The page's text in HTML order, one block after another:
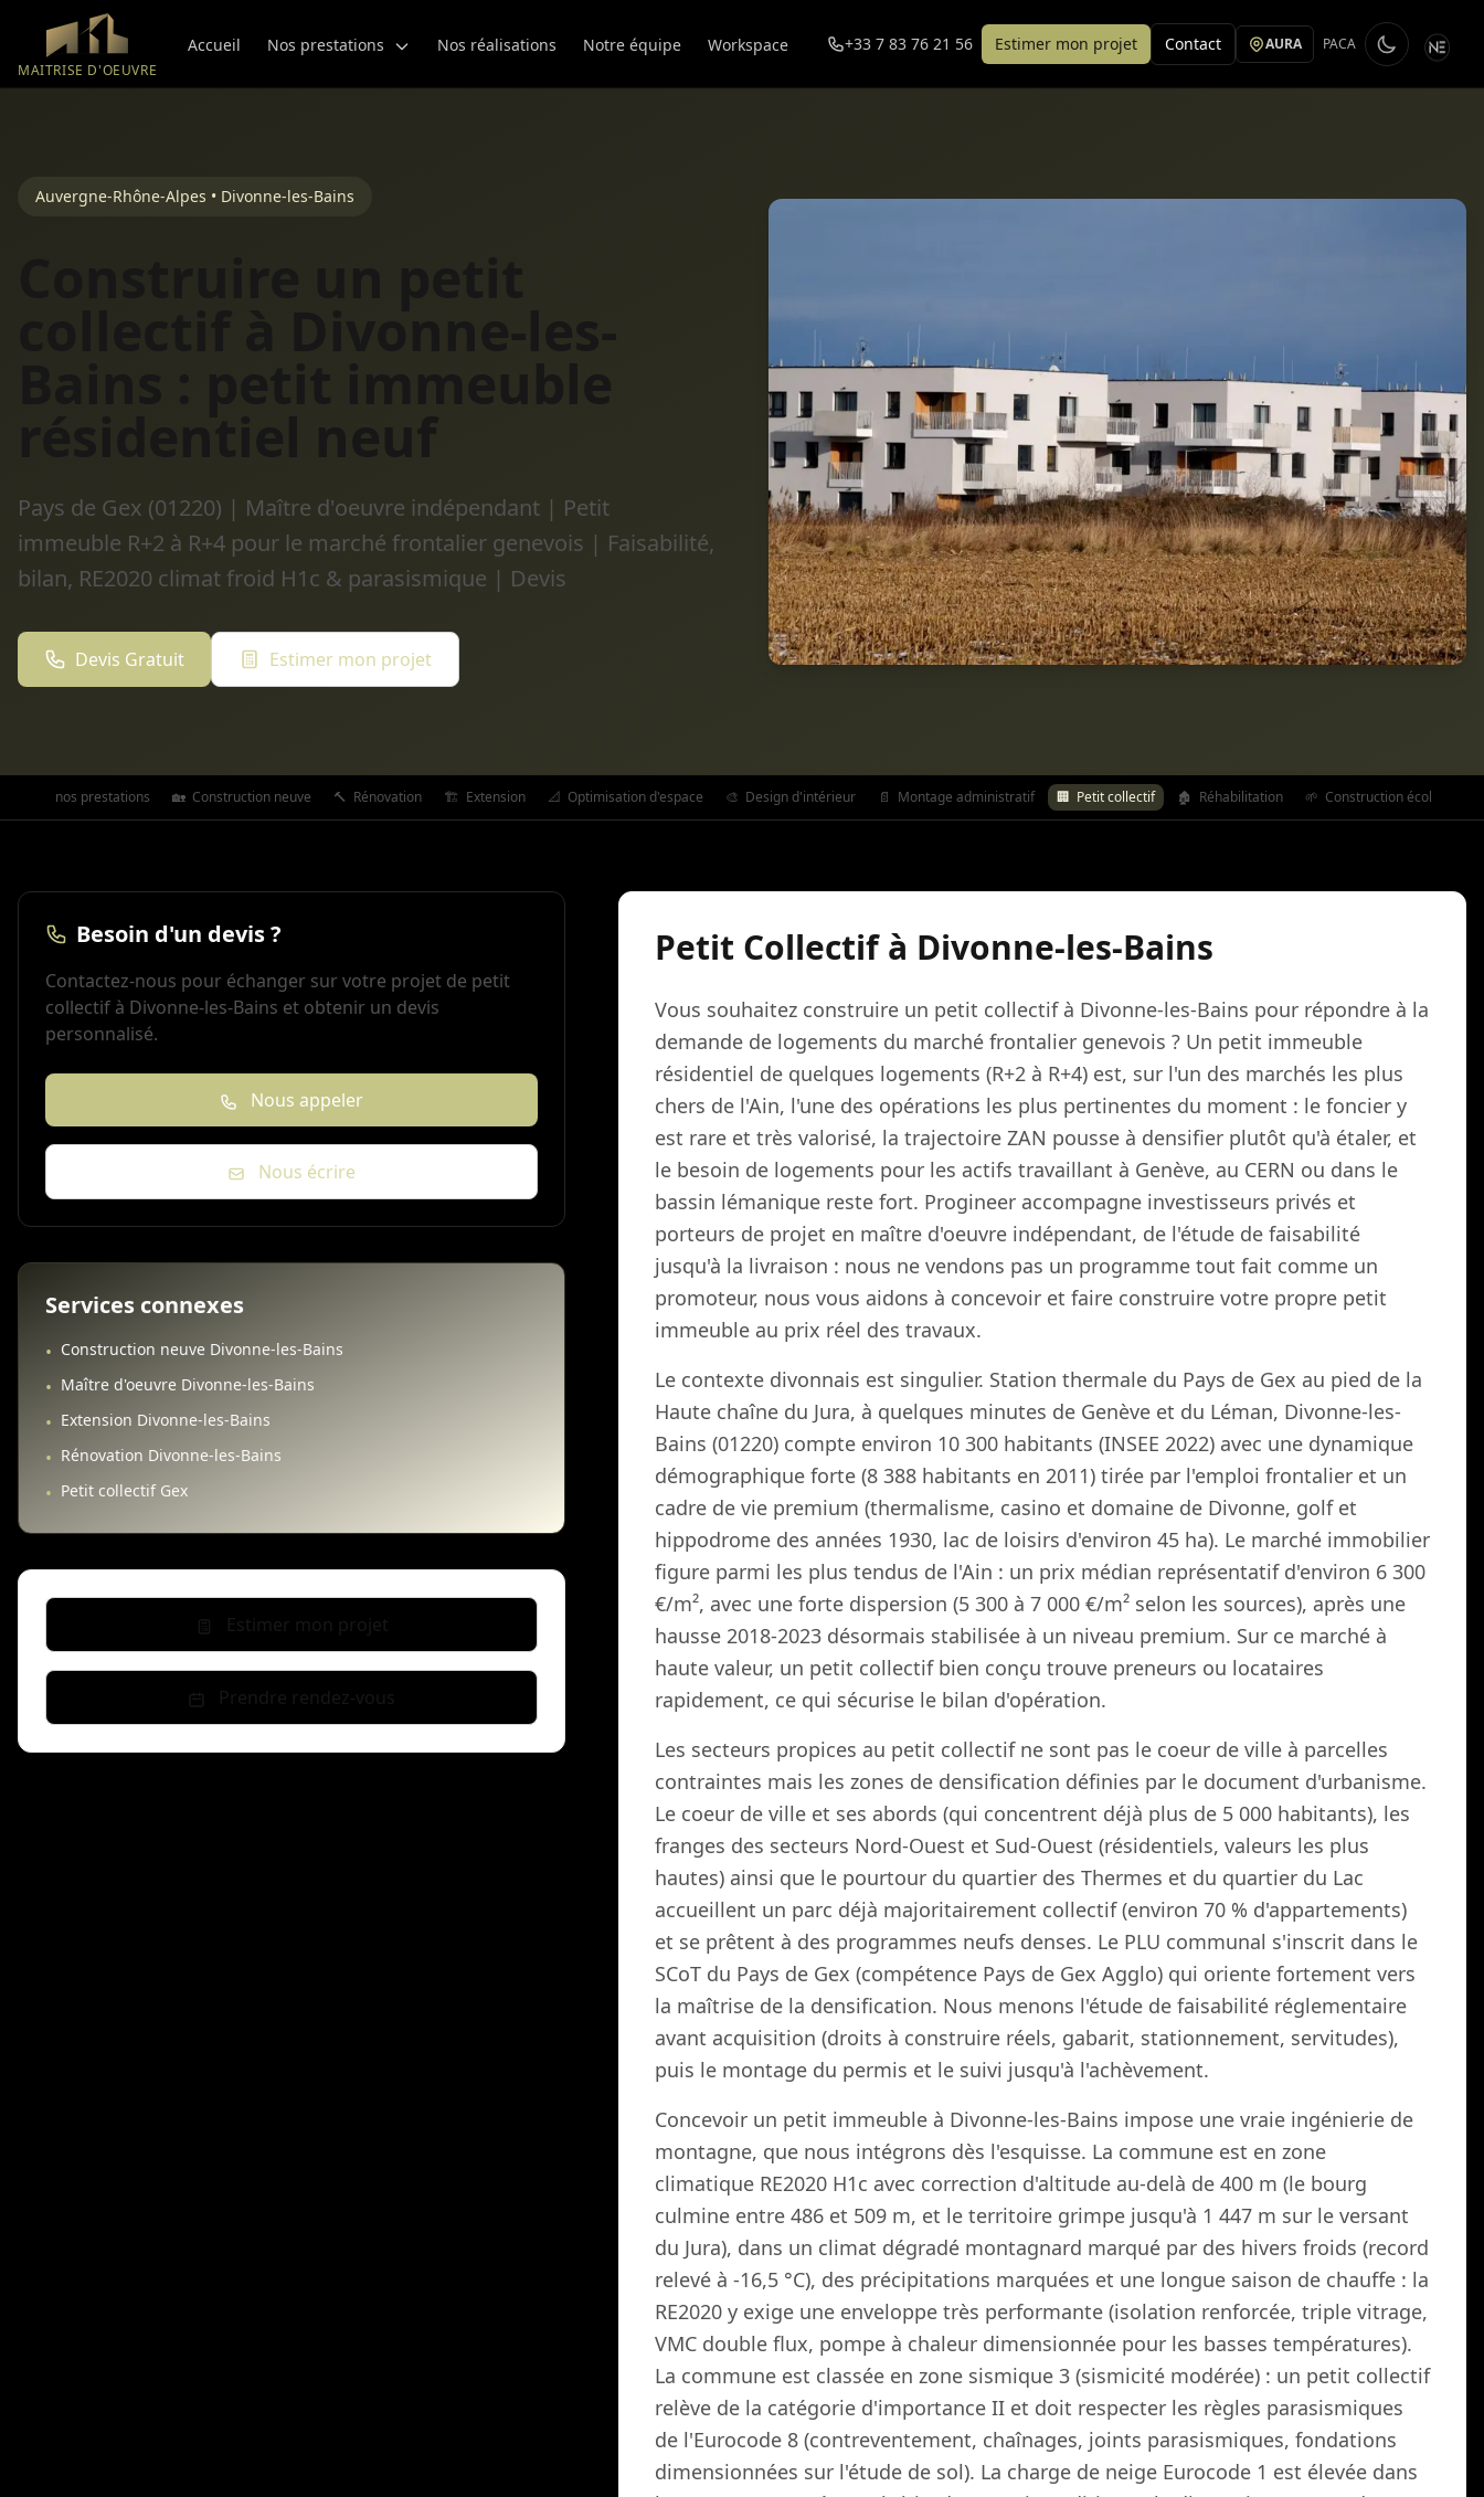
Aller au contenu principal
MAITRISE D'OEUVRE
Accueil Nos prestations Nos réalisations Notre équipe Workspace +33 7 83 76 21 56 Estimer mon projet Contact AURA PACA
Auvergne-Rhône-Alpes • Divonne-les-Bains
Pays de Gex (01220) | Maître d'oeuvre indépendant | Petit
immeuble R+2 à R+4 pour le marché frontalier genevois | Faisabilité,
bilan, RE2020 climat froid H1c & parasismique | Devis
Devis Gratuit Estimer mon projet
Toutes nos prestations 🏡 Construction neuve 🔨 Rénovation 🏗️ Extension 📐 Optimisation d'espace 🎨 Design d'intérieur 📄 Montage administratif 🏢 Petit collectif 🏚️ Réhabilitation 🌱 Construction écologique
Besoin d'un devis ?
Contactez-nous pour échanger sur votre projet de petit
collectif à Divonne-les-Bains et obtenir un devis
personnalisé.
Nous appeler
Nous écrire
Services connexes
• Construction neuve Divonne-les-Bains
• Maître d'oeuvre Divonne-les-Bains
• Extension Divonne-les-Bains
• Rénovation Divonne-les-Bains
• Petit collectif Gex
Petit Collectif à Divonne-les-Bains
Vous souhaitez construire un petit collectif à Divonne-les-Bains pour répondre à la
demande de logements du marché frontalier genevois ? Un petit immeuble
résidentiel de quelques logements (R+2 à R+4) est, sur l'un des marchés les plus
chers de l'Ain, l'une des opérations les plus pertinentes du moment : le foncier y
est rare et très valorisé, la trajectoire ZAN pousse à densifier plutôt qu'à étaler, et
le besoin de logements pour les actifs travaillant à Genève, au CERN ou dans le
bassin lémanique reste fort. Progineer accompagne investisseurs privés et
porteurs de projet en maître d'oeuvre indépendant, de l'étude de faisabilité
jusqu'à la livraison : nous ne vendons pas un programme tout fait comme un
promoteur, nous vous aidons à concevoir et faire construire votre propre petit
immeuble au prix réel des travaux.
Le contexte divonnais est singulier. Station thermale du Pays de Gex au pied de la
Haute chaîne du Jura, à quelques minutes de Genève et du Léman, Divonne-les-
Bains (01220) compte environ 10 300 habitants (INSEE 2022) avec une dynamique
démographique forte (8 388 habitants en 2011) tirée par l'emploi frontalier et un
cadre de vie premium (thermalisme, casino et domaine de Divonne, golf et
hippodrome des années 1930, lac de loisirs d'environ 45 ha). Le marché immobilier
figure parmi les plus tendus de l'Ain : un prix médian représentatif d'environ 6 300
€/m², avec une forte dispersion (5 300 à 7 000 €/m² selon les sources), après une
hausse 2018-2023 désormais stabilisée à un niveau premium. Sur ce marché à
haute valeur, un petit collectif bien conçu trouve preneurs ou locataires
rapidement, ce qui sécurise le bilan d'opération.
Les secteurs propices au petit collectif ne sont pas le coeur de ville à parcelles
contraintes mais les zones de densification définies par le document d'urbanisme.
Le coeur de ville et ses abords (qui concentrent déjà plus de 5 000 habitants), les
franges des secteurs Nord-Ouest et Sud-Ouest (résidentiels, valeurs les plus
hautes) ainsi que le pourtour du quartier des Thermes et du quartier du Lac
accueillent un parc déjà majoritairement collectif (environ 70 % d'appartements)
et se prêtent à des programmes neufs denses. Le PLU communal s'inscrit dans le
SCoT du Pays de Gex (compétence Pays de Gex Agglo) qui oriente fortement vers
la maîtrise de la densification. Nous menons l'étude de faisabilité réglementaire
avant acquisition (droits à construire réels, gabarit, stationnement, servitudes),
puis le montage du permis et le suivi jusqu'à l'achèvement.
Concevoir un petit immeuble à Divonne-les-Bains impose une vraie ingénierie de
montagne, que nous intégrons dès l'esquisse. La commune est en zone
climatique RE2020 H1c avec correction d'altitude au-delà de 400 m (le bourg
culmine entre 486 et 509 m, et le territoire grimpe jusqu'à 1 447 m sur le versant
du Jura), dans un climat dégradé montagnard marqué par des hivers froids (record
relevé à -16,5 °C), des précipitations marquées et une longue saison de chauffe : la
RE2020 y exige une enveloppe très performante (isolation renforcée, triple vitrage,
VMC double flux, pompe à chaleur dimensionnée pour les basses températures).
La commune est classée en zone sismique 3 (sismicité modérée) : un petit collectif
relève de la catégorie d'importance II et doit respecter les règles parasismiques
de l'Eurocode 8 (contreventement, chaînages, joints parasismiques, fondations
dimensionnées sur l'étude de sol). La charge de neige Eurocode 1 est élevée dans